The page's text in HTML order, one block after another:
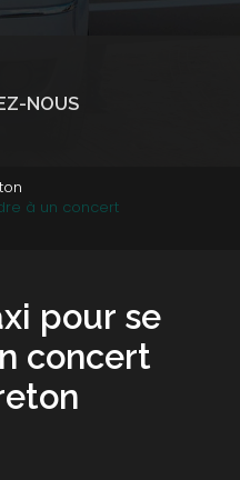
NOUS
à un concert
pour se
concert